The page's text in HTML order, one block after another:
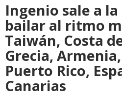
Ingenio sale a
bailar al ritmo
Taiwán, Costa
Grecia,
Puerto Rico,
Canarias